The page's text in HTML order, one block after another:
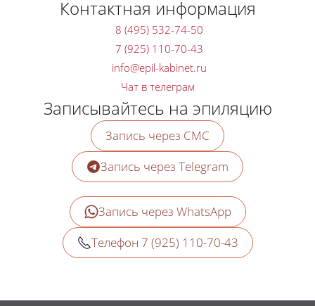
Контактная информация
8 (495) 532-74-50
7 (925) 110-70-43
Чат в телеграм
Записывайтесь на эпиляцию
Запись через СМС
Запись через Telegram
Запись через WhatsApp
Телефон 7 (925) 110-70-43